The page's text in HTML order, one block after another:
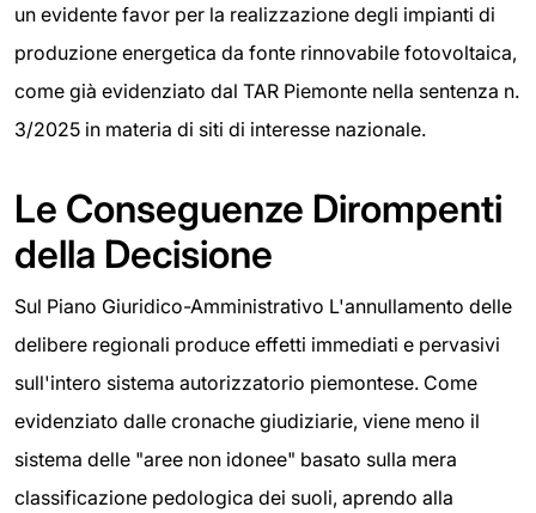
un evidente favor per la realizzazione degli impianti di
produzione energetica da fonte rinnovabile fotovoltaica,
come già evidenziato dal TAR Piemonte nella sentenza n.
3/2025 in materia di siti di interesse nazionale.
Le Conseguenze Dirompenti
della Decisione
Sul Piano Giuridico-Amministrativo L'annullamento delle
delibere regionali produce effetti immediati e pervasivi
sull'intero sistema autorizzatorio piemontese. Come
evidenziato dalle cronache giudiziarie, viene meno il
sistema delle "aree non idonee" basato sulla mera
classificazione pedologica dei suoli, aprendo alla